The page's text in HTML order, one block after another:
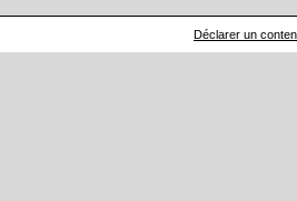
Déclarer un